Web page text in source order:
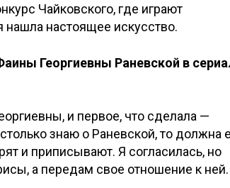
Чайковского, где играют
настоящее искусство.
Георгиевны Раневской в
и первое, что сделала —
знаю о Раневской, то должна
и приписывают. Я согласилась, но
а передам свое отношение к ней.